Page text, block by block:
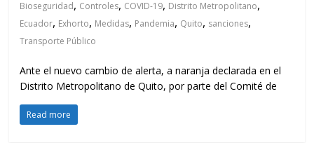
Bioseguridad, Controles, COVID-19, Distrito Metropolitano,
Ecuador, Exhorto, Medidas, Pandemia, Quito, sanciones,
Transporte Público
Ante el nuevo cambio de alerta, a naranja declarada en el
Distrito Metropolitano de Quito, por parte del Comité de
Read more